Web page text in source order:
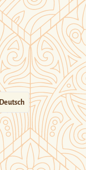
Deutsch